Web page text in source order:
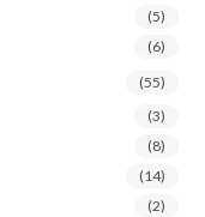
(5)
(6)
(55)
(3)
(8)
(14)
(2)